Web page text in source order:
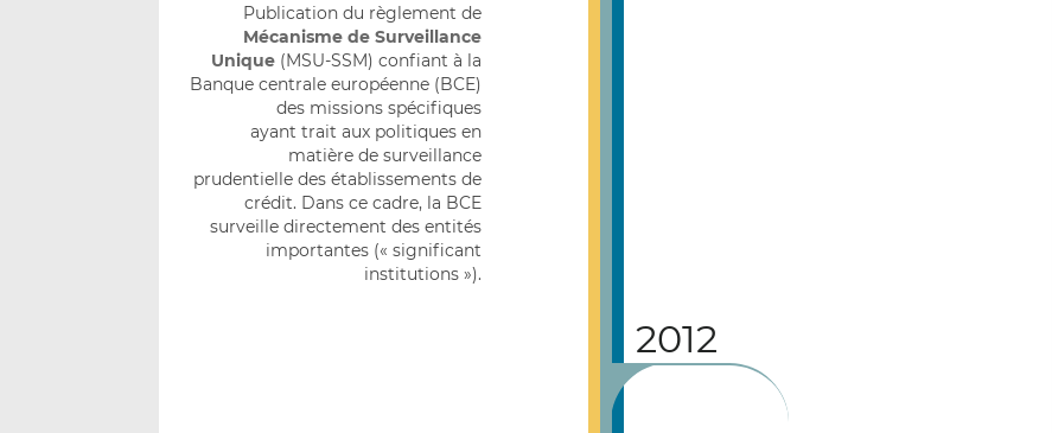
Publication du règlement de
Mécanisme de Surveillance
Unique(MSU-SSM) confiant à la
Banque centrale européenne (BCE)
des missions spécifiques
ayant trait aux politiques en
matière de surveillance
prudentielle des établissements de
crédit. Dans ce cadre, la BCE
surveille directement des entités
importantes (« significant
institutions »).
2012